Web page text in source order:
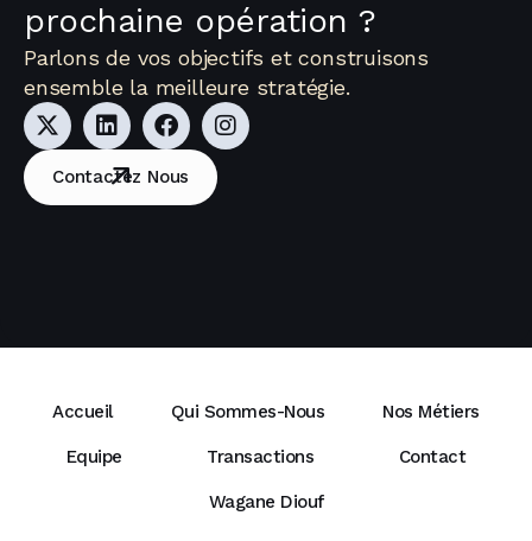
prochaine opération ?
Parlons de vos objectifs et construisons
ensemble la meilleure stratégie.
Contactez Nous
Accueil Qui Sommes-Nous Nos Métiers
Equipe Transactions Contact
Wagane Diouf